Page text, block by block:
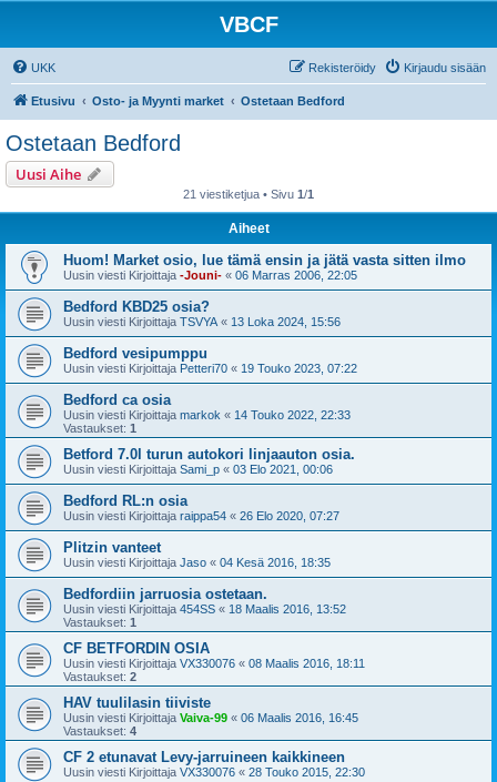
VBCF
UKK Kirjaudu sisään
Rekisteröidy
Etusivu Osto- ja Myynti market Ostetaan Bedford
Ostetaan Bedford
Uusi Aihe
21 viestiketjua • Sivu 1/1
Aiheet
Huom! Market osio, lue tämä ensin ja jätä vasta sitten ilmo
Uusin viesti Kirjoittaja -Jouni- « 06 Marras 2006, 22:05
Bedford KBD25 osia?
Uusin viesti Kirjoittaja TSVYA « 13 Loka 2024, 15:56
Bedford vesipumppu
Uusin viesti Kirjoittaja Petteri70 « 19 Touko 2023, 07:22
Bedford ca osia
Uusin viesti Kirjoittaja markok « 14 Touko 2022, 22:33
Vastaukset: 1
Betford 7.0l turun autokori linjaauton osia.
Uusin viesti Kirjoittaja Sami_p « 03 Elo 2021, 00:06
Bedford RL:n osia
Uusin viesti Kirjoittaja raippa54 « 26 Elo 2020, 07:27
Plitzin vanteet
Uusin viesti Kirjoittaja Jaso « 04 Kesä 2016, 18:35
Bedfordiin jarruosia ostetaan.
Uusin viesti Kirjoittaja 454SS « 18 Maalis 2016, 13:52
Vastaukset: 1
CF BETFORDIN OSIA
Uusin viesti Kirjoittaja VX330076 « 08 Maalis 2016, 18:11
Vastaukset: 2
HAV tuulilasin tiiviste
Uusin viesti Kirjoittaja Vaiva-99 « 06 Maalis 2016, 16:45
Vastaukset: 4
CF 2 etunavat Levy-jarruineen kaikkineen
Uusin viesti Kirjoittaja VX330076 « 28 Touko 2015, 22:30